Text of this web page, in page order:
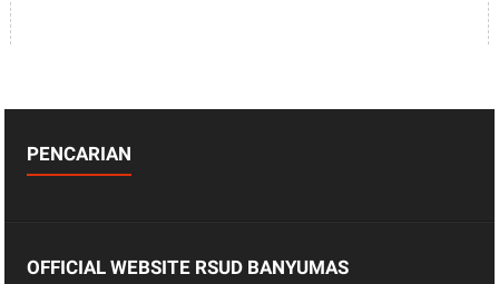
PENCARIAN
OFFICIAL WEBSITE RSUD BANYUMAS